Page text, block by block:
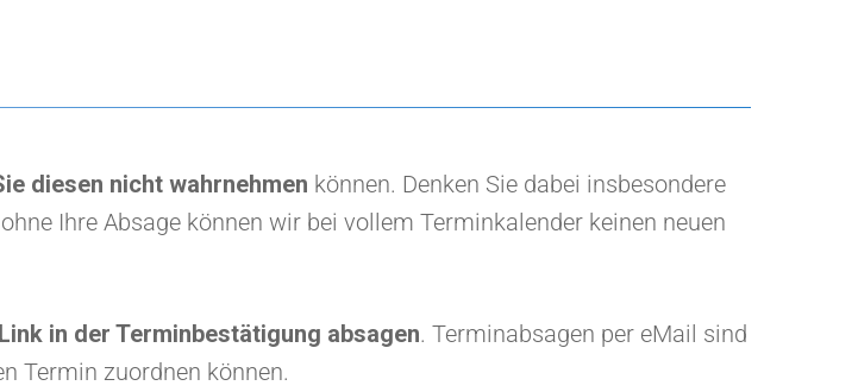
diesen nicht wahrnehmen können. Denken Sie dabei insbesondere
Ihre Absage können wir bei vollem Terminkalender keinen neuen
Link in der Terminbestätigung absagen. Terminabsagen per eMail sind
Termin zuordnen können.